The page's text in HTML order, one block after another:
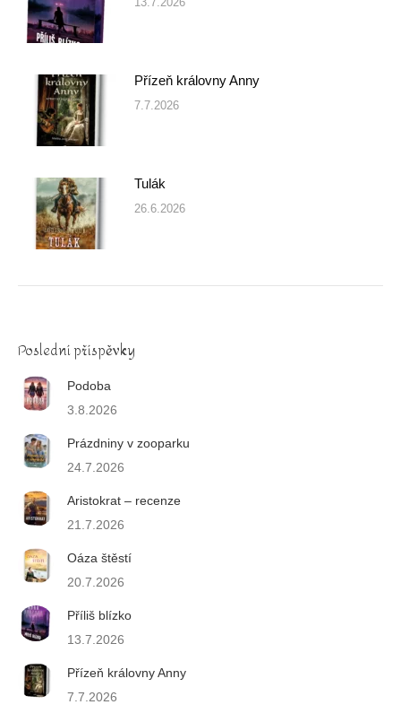
Přízeň královny Anny
7.7.2026
Tulák
26.6.2026
Poslední příspěvky
Podoba
3.8.2026
Prázdniny v zooparku
24.7.2026
Aristokrat – recenze
21.7.2026
Oáza štěstí
20.7.2026
Příliš blízko
13.7.2026
Přízeň královny Anny
7.7.2026